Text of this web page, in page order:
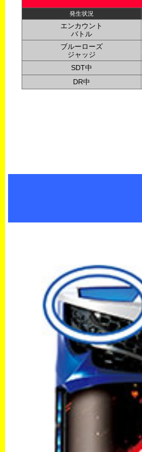
発生状況
エンカウント
バトル
ブルーローズ
ジャッジ
SDT中
DR中